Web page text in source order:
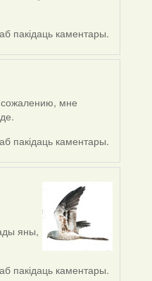
пакідаць каментары.
сожалению, мне
пакідаць каментары.
яны,
пакідаць каментары.